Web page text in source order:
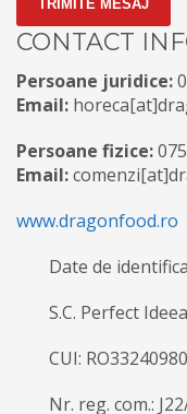
TRIMITE MESAJ
CONTACT
Persoane juridice:
Email:
Persoane fizice:
Email:
www.dragonfood.ro
Date de
S.C. Perfect Ideea
CUI: RO33240980
Nr. reg. com.: